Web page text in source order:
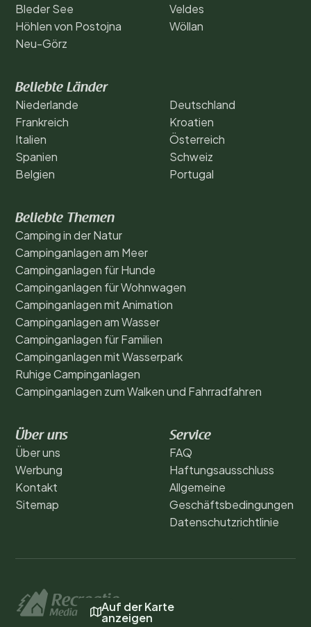
Auf der Karte
anzeigen
Bleder See
Höhlen von Postojna
Neu-Görz
Veldes
Wöllan
Beliebte Länder
Niederlande
Frankreich
Italien
Spanien
Belgien
Deutschland
Kroatien
Österreich
Schweiz
Portugal
Beliebte Themen
Camping in der Natur
Campinganlagen am Meer
Campinganlagen für Hunde
Campinganlagen für Wohnwagen
Campinganlagen mit Animation
Campinganlagen am Wasser
Campinganlagen für Familien
Campinganlagen mit Wasserpark
Ruhige Campinganlagen
Campinganlagen zum Walken und Fahrradfahren
Über uns
Über uns
Werbung
Kontakt
Sitemap
Service
FAQ
Haftungsausschluss
Allgemeine
Geschäftsbedingungen
Datenschutzrichtlinie